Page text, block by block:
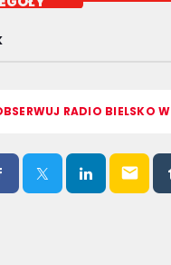
RADIO BIELSKO
email